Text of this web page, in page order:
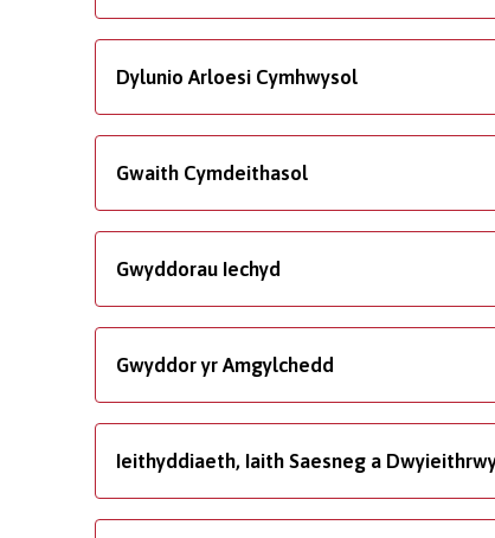
Dylunio Arloesi Cymhwysol
Gwaith Cymdeithasol
Gwyddorau Iechyd
Gwyddor yr Amgylchedd
Ieithyddiaeth, Iaith Saesneg a